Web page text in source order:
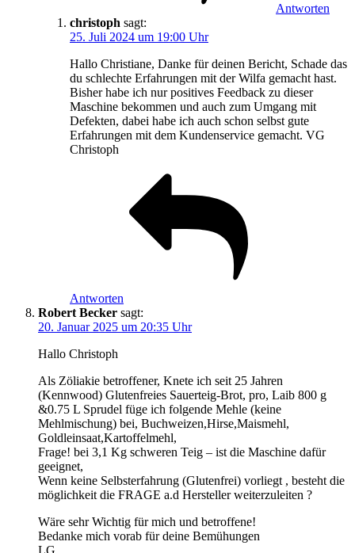
Antworten
christoph sagt:
25. Juli 2024 um 19:00 Uhr
Hallo Christiane, Danke für deinen Bericht, Schade das
du schlechte Erfahrungen mit der Wilfa gemacht hast.
Bisher habe ich nur positives Feedback zu dieser
Maschine bekommen und auch zum Umgang mit
Defekten, dabei habe ich auch schon selbst gute
Erfahrungen mit dem Kundenservice gemacht. VG
Christoph
Antworten
Robert Becker sagt:
20. Januar 2025 um 20:35 Uhr
Hallo Christoph
Als Zöliakie betroffener, Knete ich seit 25 Jahren
(Kennwood) Glutenfreies Sauerteig-Brot, pro, Laib 800 g
&0.75 L Sprudel füge ich folgende Mehle (keine
Mehlmischung) bei, Buchweizen,Hirse,Maismehl,
Goldleinsaat,Kartoffelmehl,
Frage! bei 3,1 Kg schweren Teig – ist die Maschine dafür
geeignet,
Wenn keine Selbsterfahrung (Glutenfrei) vorliegt , besteht die
möglichkeit die FRAGE a.d Hersteller weiterzuleiten ?
Wäre sehr Wichtig für mich und betroffene!
Bedanke mich vorab für deine Bemühungen
LG